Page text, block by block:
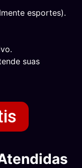
esportes).
suas